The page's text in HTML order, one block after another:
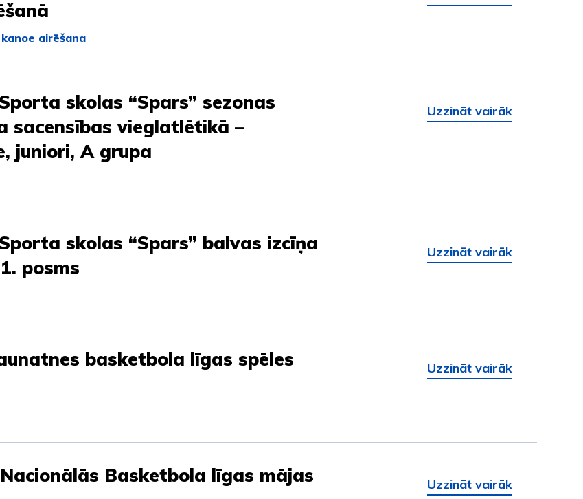
airēšana
skolas “Spars” sezonas
sacensības vieglatlētikā –
juniori, A grupa
Uzzināt vairāk
skolas “Spars” balvas izcīņa
posms
Uzzināt vairāk
basketbola līgas spēles
Uzzināt vairāk
Basketbola līgas mājas
Uzzināt vairāk